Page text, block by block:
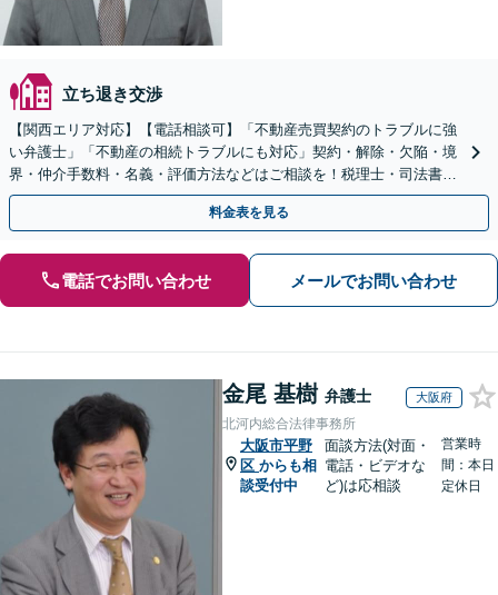
立ち退き交渉
【関西エリア対応】【電話相談可】「不動産売買契約のトラブルに強
い弁護士」「不動産の相続トラブルにも対応」契約・解除・欠陥・境
界・仲介手数料・名義・評価方法などはご相談を！税理士・司法書
士・不動産業者などと連携対応◎【英語・韓国語対応】
料金表を見る
電話でお問い合わせ メールでお問い合わせ
金尾 基樹 弁護士 大阪府
北河内総合法律事務所
大阪市平野
区 からも相
談受付中
面談方法(対面・
電話・ビデオな
ど)は応相談
営業時
間：本日
定休日